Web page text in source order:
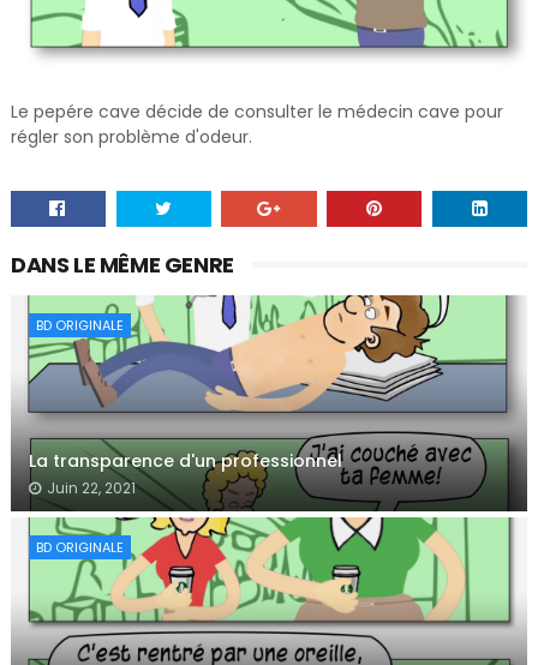
Le pepére cave décide de consulter le médecin cave pour
régler son problème d'odeur.
DANS LE MÊME GENRE
BD ORIGINALE
La transparence d'un professionnel
Juin 22, 2021
BD ORIGINALE